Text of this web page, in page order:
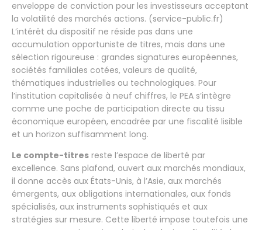
enveloppe de conviction pour les investisseurs acceptant
la volatilité des marchés actions. (service-public.fr)
L’intérêt du dispositif ne réside pas dans une
accumulation opportuniste de titres, mais dans une
sélection rigoureuse : grandes signatures européennes,
sociétés familiales cotées, valeurs de qualité,
thématiques industrielles ou technologiques. Pour
l’institution capitalisée à neuf chiffres, le PEA s’intègre
comme une poche de participation directe au tissu
économique européen, encadrée par une fiscalité lisible
et un horizon suffisamment long.
Le compte-titres reste l’espace de liberté par
excellence. Sans plafond, ouvert aux marchés mondiaux,
il donne accès aux États-Unis, à l’Asie, aux marchés
émergents, aux obligations internationales, aux fonds
spécialisés, aux instruments sophistiqués et aux
stratégies sur mesure. Cette liberté impose toutefois une